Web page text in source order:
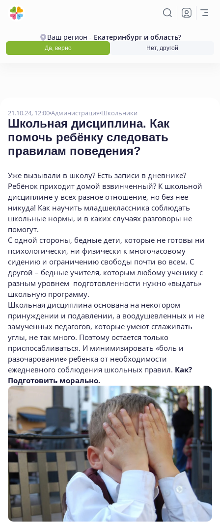
Ваш регион - Екатеринбург и область?
Да, верно Нет, другой
21.10.24, 12:00Администрация Школьники
Школьная дисциплина. Как
помочь ребёнку следовать
правилам поведения?
Уже вызывали в школу? Есть записи в дневнике?
Ребёнок приходит домой взвинченный? К школьной
дисциплине у всех разное отношение, но без неё
никуда! Как научить младшеклассника соблюдать
школьные нормы, и в каких случаях разговоры не
помогут.
С одной стороны, бедные дети, которые не готовы ни
психологически, ни физически к многочасовому
сидению и ограничению свободы почти во всем. С
другой – бедные учителя, которым любому ученику с
разным уровнем подготовленности нужно «выдать»
школьную программу.
Школьная дисциплина основана на некотором
принуждении и подавлении, а воодушевленных и не
замученных педагогов, которые умеют сглаживать
углы, не так много. Поэтому остается только
приспосабливаться. И минимизировать «боль и
разочарование» ребёнка от необходимости
ежедневного соблюдения школьных правил. Как?
Подготовить морально.